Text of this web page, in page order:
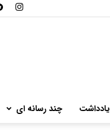
یادداشت چند رسانه ای